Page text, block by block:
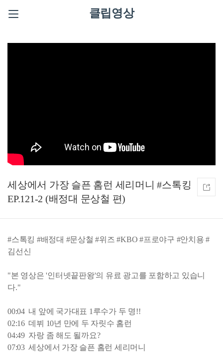
클립영상
세상에서 가장 슬픈 홈런 세리머니 #스톡킹
EP.121-2 (배정대 문상철 편)
#스톡킹 #배정대 #문상철 #위즈 #KBO #프로야구 #안치용 #
김선신
"본 영상은 '인터넷끝판왕'의 유료 광고를 포함하고 있습니
다."
00:04 내 앞에 국가대표 1루수가 두 명!!
02:16 데뷔 10년 만에 두 자릿수 홈런
04:49 자랑 좀 해도 될까요?
07:03 세상에서 가장 슬픈 홈런 세리머니